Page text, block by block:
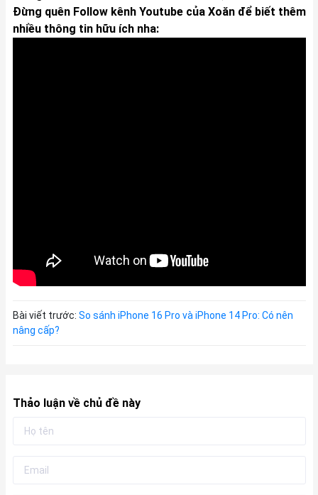
Đừng quên Follow kênh Youtube của Xoăn để biết thêm
nhiều thông tin hữu ích nha:
Bài viết trước: So sánh iPhone 16 Pro và iPhone 14 Pro: Có nên
nâng cấp?
Thảo luận về chủ đề này